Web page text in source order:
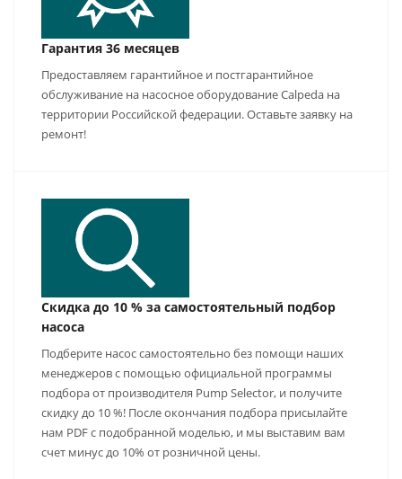
Гарантия 36 месяцев
Предоставляем гарантийное и постгарантийное
обслуживание на насосное оборудование Calpeda на
территории Российской федерации. Оставьте заявку на
ремонт!
Скидка до 10 % за самостоятельный подбор
насоса
Подберите насос самостоятельно без помощи наших
менеджеров с помощью официальной программы
подбора от производителя Pump Selector, и получите
скидку до 10 %! После окончания подбора присылайте
нам PDF с подобранной моделью, и мы выставим вам
счет минус до 10% от розничной цены.